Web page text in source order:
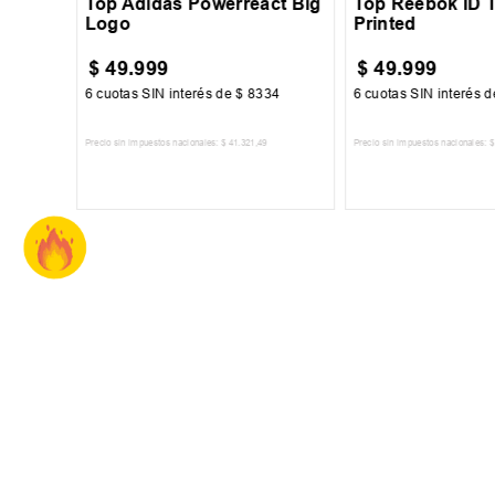
Logo
$ 49.999
6 cuotas SIN interés de$ 8334
Precio sin impuestos nacionales: $ 41 .321 ,49
Printed
$ 49.999
6 cuotas SIN interés
Precio sin impuestos nacionales: $